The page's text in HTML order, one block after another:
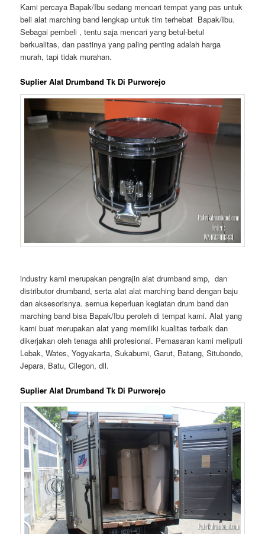
Kami percaya Bapak/Ibu sedang mencari tempat yang pas untuk
beli alat marching band lengkap untuk tim terhebat Bapak/Ibu.
Sebagai pembeli , tentu saja mencari yang betul-betul
berkualitas, dan pastinya yang paling penting adalah harga
murah, tapi tidak murahan.
Suplier Alat Drumband Tk Di Purworejo
industry kami merupakan pengrajin alat drumband smp, dan
distributor drumband, serta alat alat marching band dengan baju
dan aksesorisnya. semua keperluan kegiatan drum band dan
marching band bisa Bapak/Ibu peroleh di tempat kami. Alat yang
kami buat merupakan alat yang memiliki kualitas terbaik dan
dikerjakan oleh tenaga ahli profesional. Pemasaran kami meliputi
Lebak, Wates, Yogyakarta, Sukabumi, Garut, Batang, Situbondo,
Jepara, Batu, Cilegon, dll.
Suplier Alat Drumband Tk Di Purworejo